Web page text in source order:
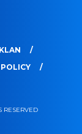
RESERVED